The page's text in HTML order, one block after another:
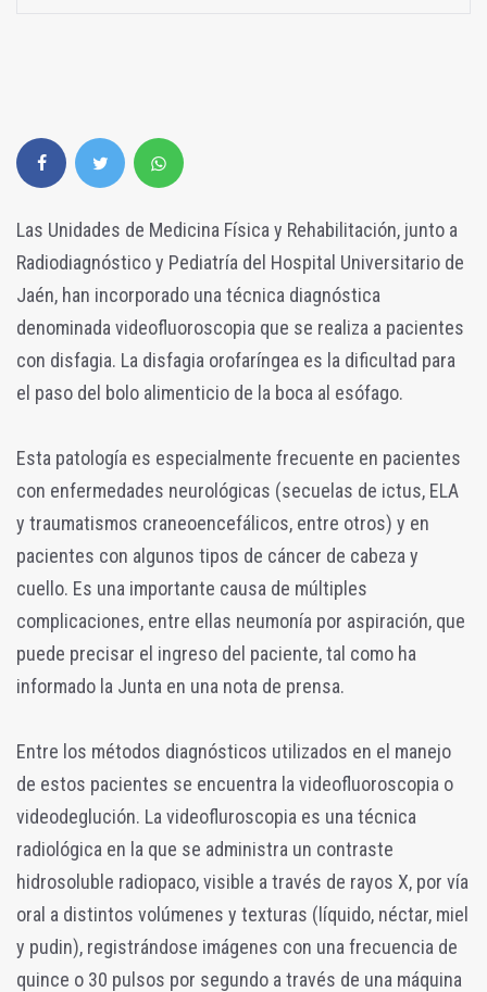
Las Unidades de Medicina Física y Rehabilitación, junto a
Radiodiagnóstico y Pediatría del Hospital Universitario de
Jaén, han incorporado una técnica diagnóstica
denominada videofluoroscopia que se realiza a pacientes
con disfagia. La disfagia orofaríngea es la dificultad para
el paso del bolo alimenticio de la boca al esófago.
Esta patología es especialmente frecuente en pacientes
con enfermedades neurológicas (secuelas de ictus, ELA
y traumatismos craneoencefálicos, entre otros) y en
pacientes con algunos tipos de cáncer de cabeza y
cuello. Es una importante causa de múltiples
complicaciones, entre ellas neumonía por aspiración, que
puede precisar el ingreso del paciente, tal como ha
informado la Junta en una nota de prensa.
Entre los métodos diagnósticos utilizados en el manejo
de estos pacientes se encuentra la videofluoroscopia o
videodeglución. La videofluroscopia es una técnica
radiológica en la que se administra un contraste
hidrosoluble radiopaco, visible a través de rayos X, por vía
oral a distintos volúmenes y texturas (líquido, néctar, miel
y pudin), registrándose imágenes con una frecuencia de
quince o 30 pulsos por segundo a través de una máquina